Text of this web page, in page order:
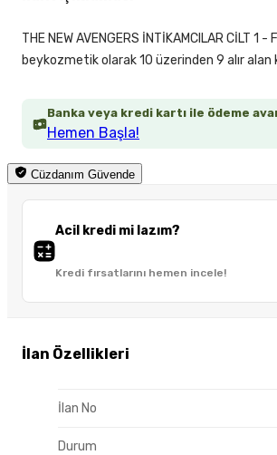
Banka veya kredi kartı ile ödeme
Hemen Başla!
Cüzdanım Güvende
Acil kredi mi lazım?
Kredi fırsatlarını hemen incele!
İlan Özellikleri
İlan No
Durum
THE NEW AVENGERS İNTİKAMCILAR CİLT 1
beykozmetik olarak 10 üzerinden 9 alır alan